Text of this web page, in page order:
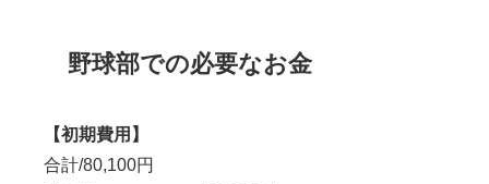
野球部での必要なお金
【初期費用】
合計/80,100円